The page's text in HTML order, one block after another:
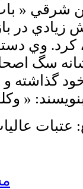
« باب
زيادي در
كرد. وي
سگ
گذاشته و
عتبات